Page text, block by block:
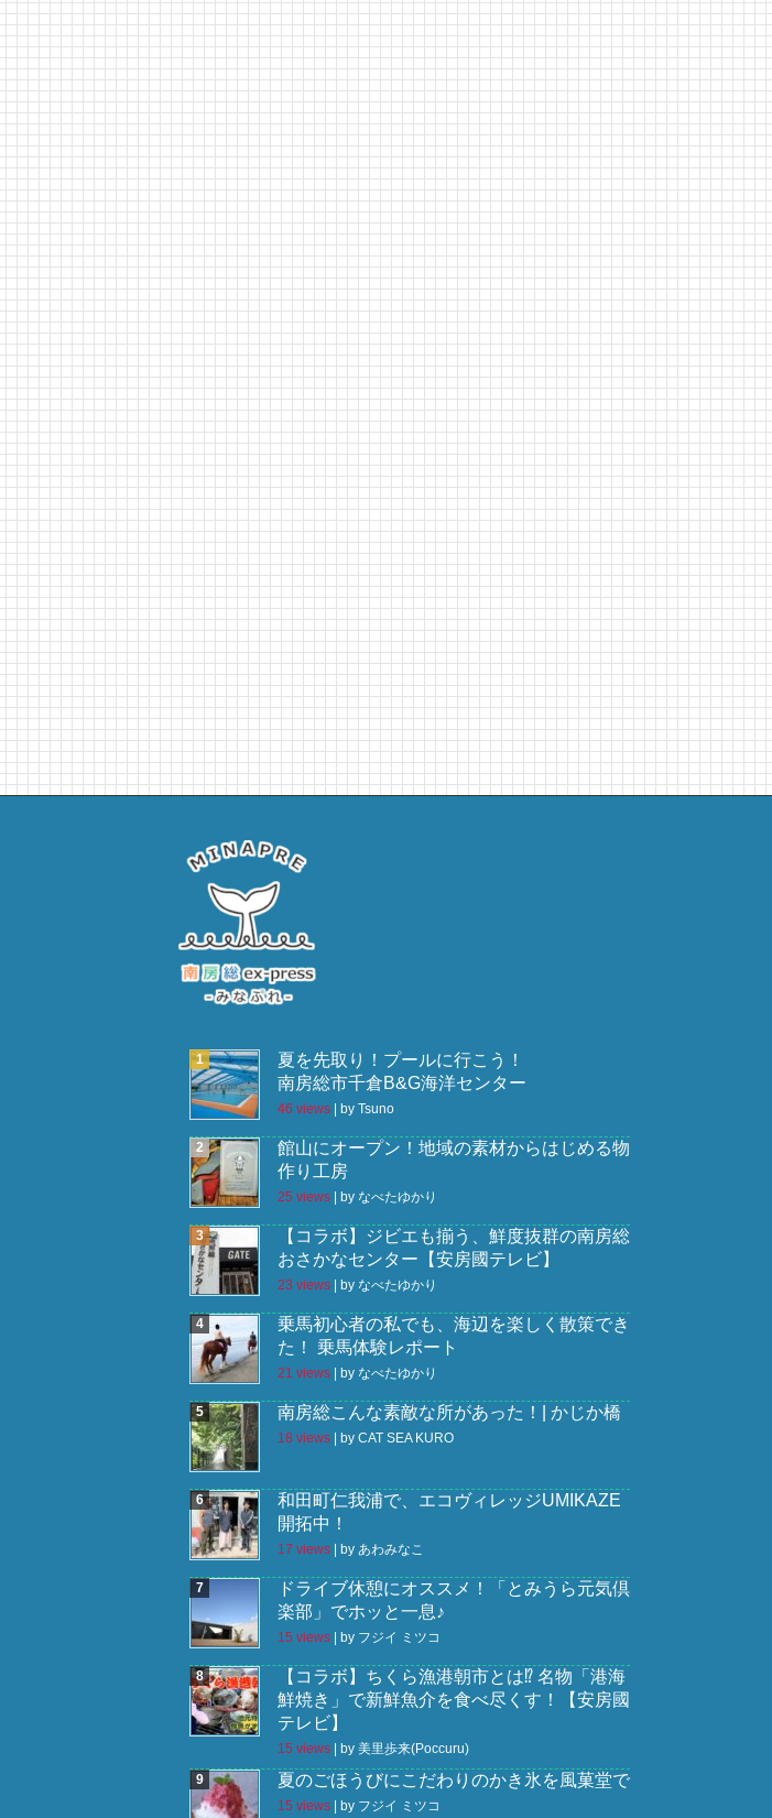
夏を先取り！プールに行こう！
南房総市千倉B&G海洋センター
46 views by Tsuno
館山にオープン！地域の素材からはじめる物
作り工房
25 views by なべたゆかり
【コラボ】ジビエも揃う、鮮度抜群の南房総
おさかなセンター【安房國テレビ】
23 views by なべたゆかり
乗馬初心者の私でも、海辺を楽しく散策でき
た！ 乗馬体験レポート
21 views by なべたゆかり
南房総こんな素敵な所があった！| かじか橋
18 views by CAT SEA KURO
和田町仁我浦で、エコヴィレッジUMIKAZE
開拓中！
17 views by あわみなこ
ドライブ休憩にオススメ！「とみうら元気倶
楽部」でホッと一息♪
15 views by フジイ ミツコ
【コラボ】ちくら漁港朝市とは⁉︎ 名物「港海
鮮焼き」で新鮮魚介を食べ尽くす！【安房國
テレビ】
15 views by 美里歩来(Poccuru)
夏のごほうびにこだわりのかき氷を風菓堂で
15 views by フジイ ミツコ